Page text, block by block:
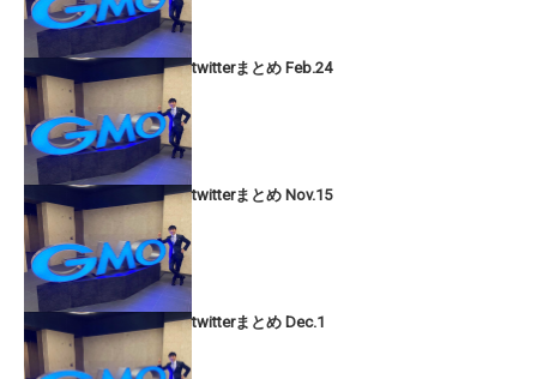
twitterまとめ Feb.24
twitterまとめ Nov.15
twitterまとめ Dec.1